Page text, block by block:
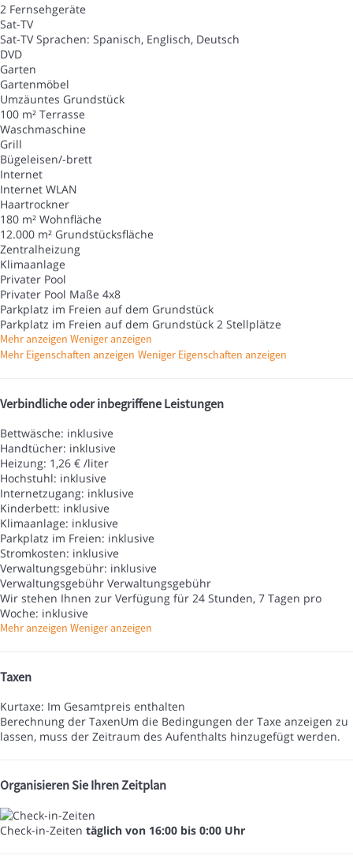
2 Fernsehgeräte
Sat-TV
Sat-TV Sprachen: Spanisch, Englisch, Deutsch
DVD
Garten
Gartenmöbel
Umzäuntes Grundstück
100 m² Terrasse
Waschmaschine
Grill
Bügeleisen/-brett
Internet
Internet WLAN
Haartrockner
180 m² Wohnfläche
12.000 m² Grundstücksfläche
Zentralheizung
Klimaanlage
Privater Pool
Privater Pool Maße 4x8
Parkplatz im Freien auf dem Grundstück
Parkplatz im Freien auf dem Grundstück 2 Stellplätze
Mehr anzeigen Weniger anzeigen
Mehr Eigenschaften anzeigen Weniger Eigenschaften anzeigen
Verbindliche oder inbegriffene Leistungen
Bettwäsche: inklusive
Handtücher: inklusive
Heizung: 1,26 € /liter
Hochstuhl: inklusive
Internetzugang: inklusive
Kinderbett: inklusive
Klimaanlage: inklusive
Parkplatz im Freien: inklusive
Stromkosten: inklusive
Verwaltungsgebühr: inklusive
Verwaltungsgebühr Verwaltungsgebühr
Wir stehen Ihnen zur Verfügung für 24 Stunden, 7 Tagen pro
Woche: inklusive
Mehr anzeigen Weniger anzeigen
Taxen
Kurtaxe: Im Gesamtpreis enthalten
Berechnung der TaxenUm die Bedingungen der Taxe anzeigen zu
lassen, muss der Zeitraum des Aufenthalts hinzugefügt werden.
Organisieren Sie Ihren Zeitplan
Check-in-Zeiten täglich von 16:00 bis 0:00 Uhr